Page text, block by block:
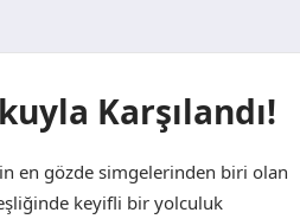
Karşılandı!
en gözde simgelerinden biri olan
keyifli bir yolculuk